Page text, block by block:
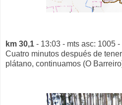
km 30,1 - 13:03 - mts asc: 1005
Cuatro minutos después de
plátano, continuamos (O